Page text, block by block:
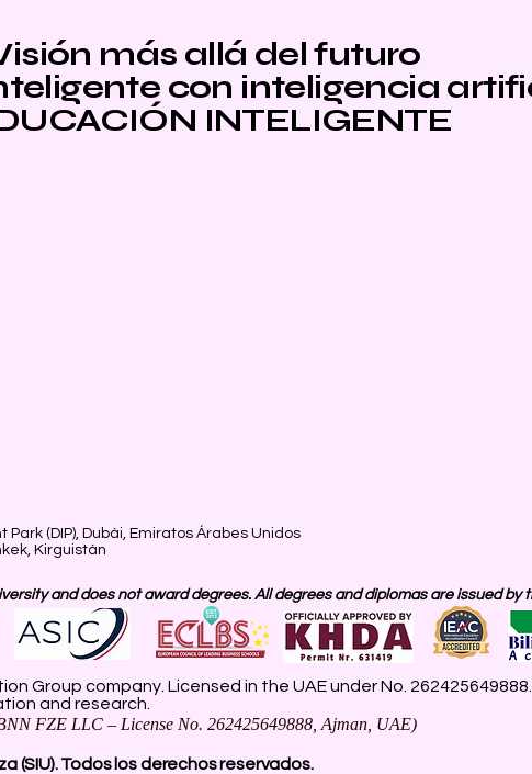
más allá del futuro
con inteligencia
INTELIGENTE
Park (DIP), Dubái, Emiratos Árabes Unidos
Kirguistán
and does not award degrees. All degrees and diplomas are issued
Group company. Licensed in the UAE under No.
and research.
FZE LLC – License No. 262425649888, Ajman, UAE)
(SIU). Todos los derechos reservados.